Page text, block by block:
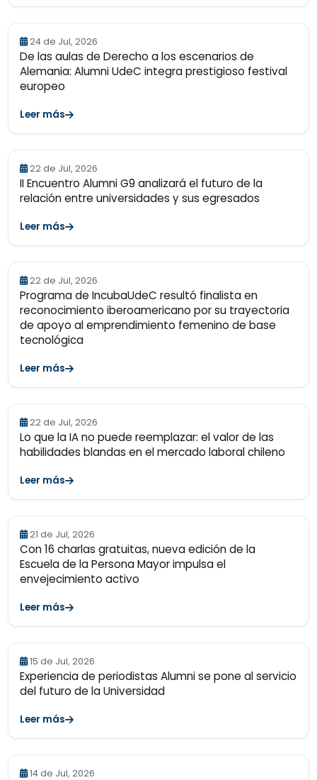
24 de Jul, 2026
De las aulas de Derecho a los escenarios de
Alemania: Alumni UdeC integra prestigioso festival
europeo
Leer más
22 de Jul, 2026
II Encuentro Alumni G9 analizará el futuro de la
relación entre universidades y sus egresados
Leer más
22 de Jul, 2026
Programa de IncubaUdeC resultó finalista en
reconocimiento iberoamericano por su trayectoria
de apoyo al emprendimiento femenino de base
tecnológica
Leer más
22 de Jul, 2026
Lo que la IA no puede reemplazar: el valor de las
habilidades blandas en el mercado laboral chileno
Leer más
21 de Jul, 2026
Con 16 charlas gratuitas, nueva edición de la
Escuela de la Persona Mayor impulsa el
envejecimiento activo
Leer más
15 de Jul, 2026
Experiencia de periodistas Alumni se pone al servicio
del futuro de la Universidad
Leer más
14 de Jul, 2026